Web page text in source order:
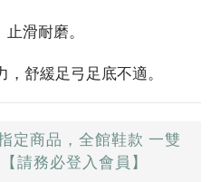
滑耐磨。
，舒緩足弓足底不適。
定商品，全館鞋款 一雙
請務必登入會員】